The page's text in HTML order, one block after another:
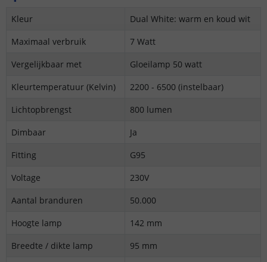
Kleur
Dual White: warm en koud wit
Maximaal verbruik
7 Watt
Vergelijkbaar met
Gloeilamp 50 watt
Kleurtemperatuur (Kelvin)
2200 - 6500 (instelbaar)
Lichtopbrengst
800 lumen
Dimbaar
Ja
Fitting
G95
Voltage
230V
Aantal branduren
50.000
Hoogte lamp
142 mm
Breedte / dikte lamp
95 mm